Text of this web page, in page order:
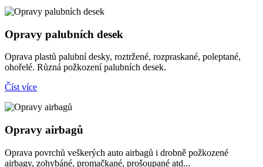
Opravy palubních desek
Oprava plastů palubní desky, roztržené, rozpraskané, poleptané,
ohořelé. Různá požkození palubních desek.
Číst více
Opravy airbagů
Oprava povrchů veškerých auto airbagů i drobně požkozené
airbagy, zohybáné, promačkané, prošoupané atd...